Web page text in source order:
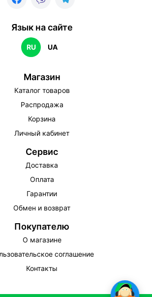
Язык на сайте
RU UA
Магазин
Каталог товаров
Распродажа
Корзина
Личный кабинет
Сервис
Доставка
Оплата
Гарантии
Обмен и возврат
Покупателю
О магазине
соглашение
Контакты